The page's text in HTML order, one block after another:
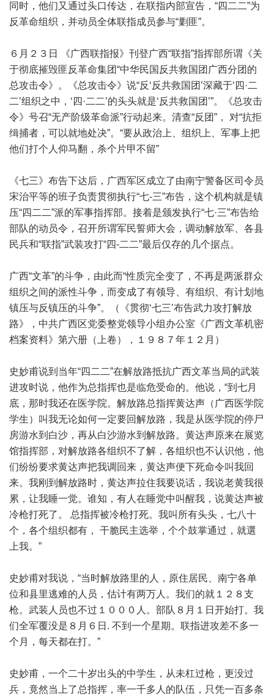
同时，他们又通过头口传达，在联指内部宣告，“四二二”为
反革命组织，并动员全体联指成员参与“剿匪”。
６月２３日 《广西联指报》刊登广西“联指”指挥部所谓《关
于彻底摧毁匪反革命集团“中华民国反共救国团广西分团的
总攻击令》。《总攻击令》说“反‘反共救国团’深藏于‘四·二
二’组织之中，‘四·二二’的头头就是‘反共救国团’”。《总攻击
令》号召“无产阶级革命派”行动起来。清查“反团”， 对“抗拒
缉捕者，可以就地处决”。“要从政治上、组织上、军事上把
他们打个人仰马翻，杀个片甲不留”
《七三》布告下达后，广西军区成立了由南宁警备区司令员
宋治平等的班子负责贯彻执行“七-三”布告，这个机构就是镇
压“四二二”派的军事指挥部。接着是颁发执行“七·三”布告给
部队的动员令，召开所谓军民誓师大会，调动解放军、各县
民兵和“联指”武装攻打“四-二二”最后仅存的几个据点。
广西“文革”的斗争，由此而“性质完全变了，不再是两派群众
组织之间的派性斗争，而变成了有领导、有组织、有计划地
镇压与反镇压的斗争”。（《贯彻‘七三’布告武力攻打解放
路》，中共广西区党委整党领导小组办公室《广西文革机密
档案资料》第六册（上卷），１９８７年１２月）
史妙甫说到当年“四二二”在解放路抵抗广西文革当局的武装
进攻时说，他作为总指挥也是临危受命的。他说，“到七月
底，那时我还在医学院。解放路总指挥黄达声（广西医学院
学生）叫我无论如何一定要回解放路，我是从医学院的停尸
房游水到白沙，再从白沙游水到解放路。黄达声原来在展览
馆指挥部，对解放路各组织不了解，各组织也不认识他，他
们纷纷要求黄达声把我调回来，黄达声便下死命令叫我回
来。我刚到解放路时，黄达声拉住我要说话，我说老黄我很
累，让我睡一觉。谁知，有人在睡觉中叫醒我，说黄达声被
冷枪打死了。 总指挥被冷枪打死。我叫所有头头，七八十
个，各个组织都有， 干脆民主选举，个个鼓掌通过，就選
上我。”
史妙甫对我说，“当时解放路里的人，原住居民、南宁各单
位和县里逃难的人员，估计有两万人。我们的就１２８支
枪。武装人员也不过１０００人。部队８月１日开始打。我
们全军覆没是８月６日. 不到一个星期。联指进攻差不多一
个月，每天都在打。”
史妙甫，一个二十岁出头的中学生，从未杠过枪，更没过
兵，竟然当上了总指挥，率一千多人的队伍，只凭一百多条